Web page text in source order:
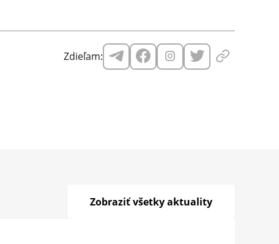
Zdieľam:
Zobraziť všetky aktuality